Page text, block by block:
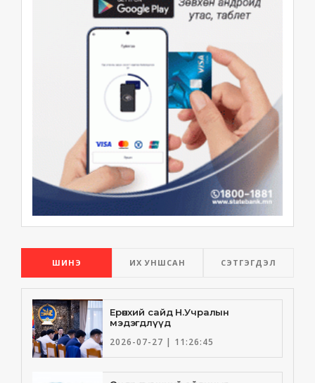
ШИНЭ ИХ УНШСАН СЭТГЭГДЭЛ
Ерөнхий сайд Н.Учралын
мэдэгдлүүд
2026-07-27 | 11:26:45